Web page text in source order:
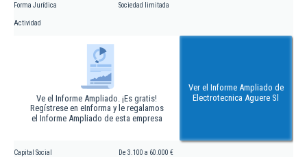
Forma Jurídica Sociedad limitada
Actividad
Ve el Informe Ampliado. ¡Es gratis!
Regístrese en eInforma y le regalamos
el Informe Ampliado de esta empresa
Ver el Informe Ampliado de
Electrotecnica Aguere Sl
Capital Social De 3.100 a 60.000 €